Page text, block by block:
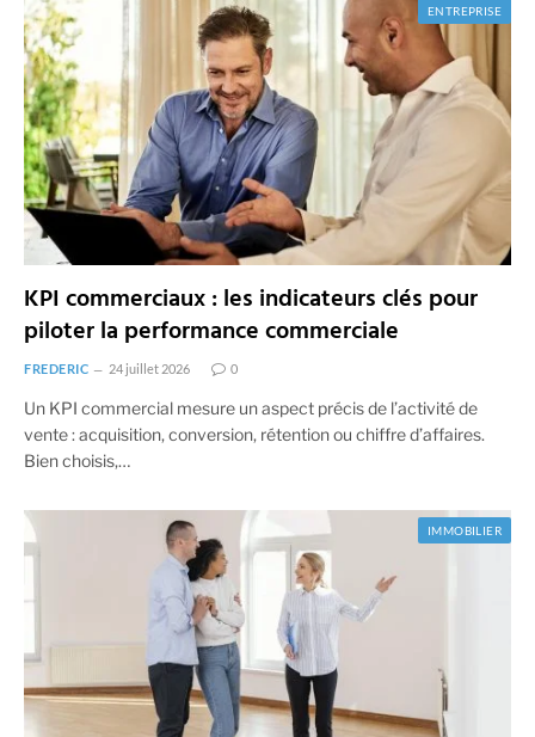
ENTREPRISE
KPI commerciaux : les indicateurs clés pour
piloter la performance commerciale
FREDERIC 24 juillet 2026 0
Un KPI commercial mesure un aspect précis de l’activité de
vente : acquisition, conversion, rétention ou chiffre d’affaires.
Bien choisis,…
IMMOBILIER